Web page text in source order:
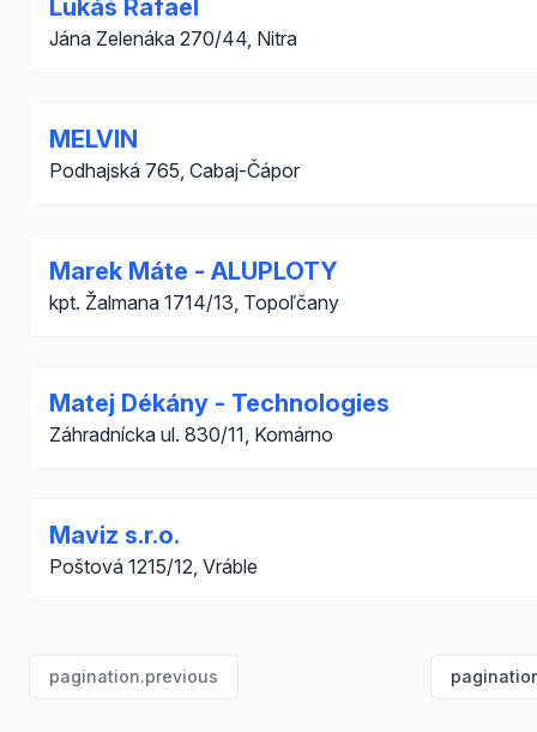
Lukáš Rafael
Jána Zelenáka 270/44, Nitra
MELVIN
Podhajská 765, Cabaj-Čápor
Marek Máte - ALUPLOTY
kpt. Žalmana 1714/13, Topoľčany
Matej Dékány - Technologies
Záhradnícka ul. 830/11, Komárno
Maviz s.r.o.
Poštová 1215/12, Vráble
pagination.previous